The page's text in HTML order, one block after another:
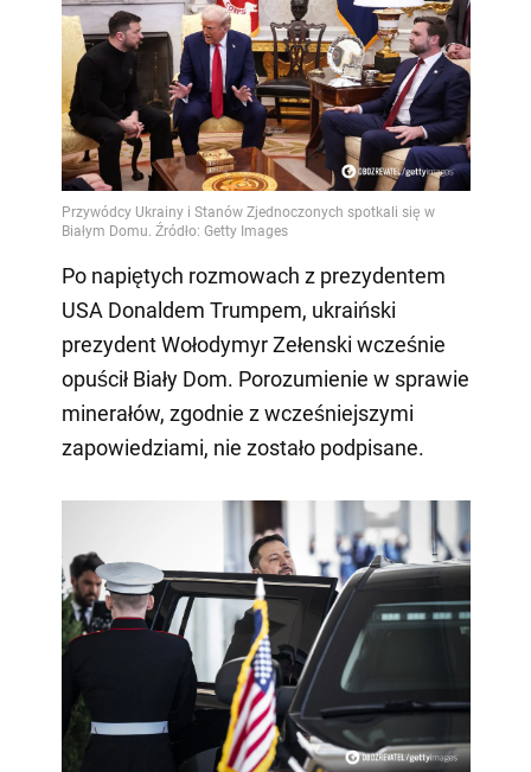
Po napiętych rozmowach z prezydentem
USA Donaldem Trumpem, ukraiński
prezydent Wołodymyr Zełenski wcześnie
opuścił Biały Dom. Porozumienie w sprawie
minerałów, zgodnie z wcześniejszymi
zapowiedziami, nie zostało podpisane.